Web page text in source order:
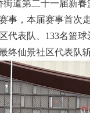
街道第二十一届新春
事，本届赛事首次
代表队、133名篮
终仙景社区代表队